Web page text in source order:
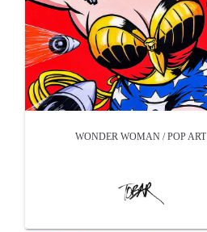
WONDER WOMAN / POP ART